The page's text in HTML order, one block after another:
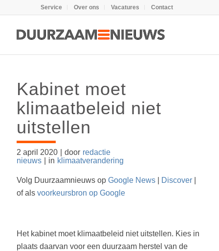
Service Over ons Vacatures Contact
Kabinet moet
klimaatbeleid niet
uitstellen
2 april 2020 door redactie
nieuws
in klimaatverandering
Volg Duurzaamnieuws op Google News| Discover|
of als voorkeursbron op Google
Het kabinet moet klimaatbeleid niet uitstellen. Kies in
plaats daarvan voor een duurzaam herstel van de